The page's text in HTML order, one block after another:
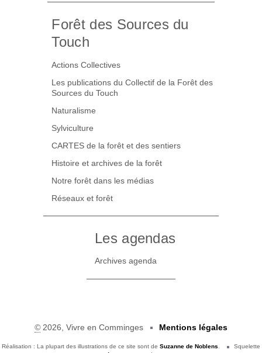
Forêt des Sources du
Touch
Actions Collectives
Les publications du Collectif de la Forêt des
Sources du Touch
Naturalisme
Sylviculture
CARTES de la forêt et des sentiers
Histoire et archives de la forêt
Notre forêt dans les médias
Réseaux et forêt
Les agendas
Archives agenda
©2026, Vivre en Comminges Mentions légales
Réalisation : La plupart des illustrations de ce site sont deSuzanne de Noblens
Squelette